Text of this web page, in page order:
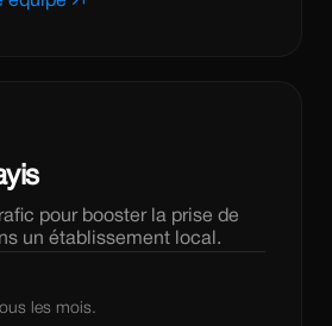
pour booster la prise de
un établissement local.
les mois.